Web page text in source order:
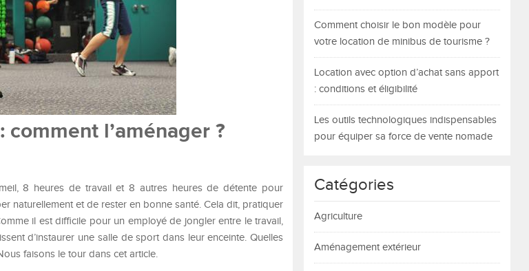
l’aménager ?
8 heures de travail et 8 autres heures de détente pour
naturellement et de rester en bonne santé. Cela dit, pratiquer
il est difficile pour un employé de jongler entre le travail,
d’instaurer une salle de sport dans leur enceinte. Quelles
faisons le tour dans cet article.
Comment choisir le bon modèle pour
votre location de minibus de tourisme ?
Location avec option d’achat sans apport
: conditions et éligibilité
Les outils technologiques indispensables
pour équiper sa force de vente nomade
Catégories
Agriculture
Aménagement extérieur